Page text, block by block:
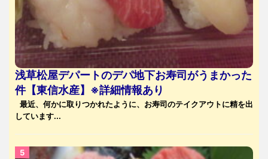
浅草松屋デパートのデパ地下お寿司がうまかった
件【東信水産】※詳細情報あり
最近、何かに取りつかれたように、お寿司のテイクアウトに精を出
しています...